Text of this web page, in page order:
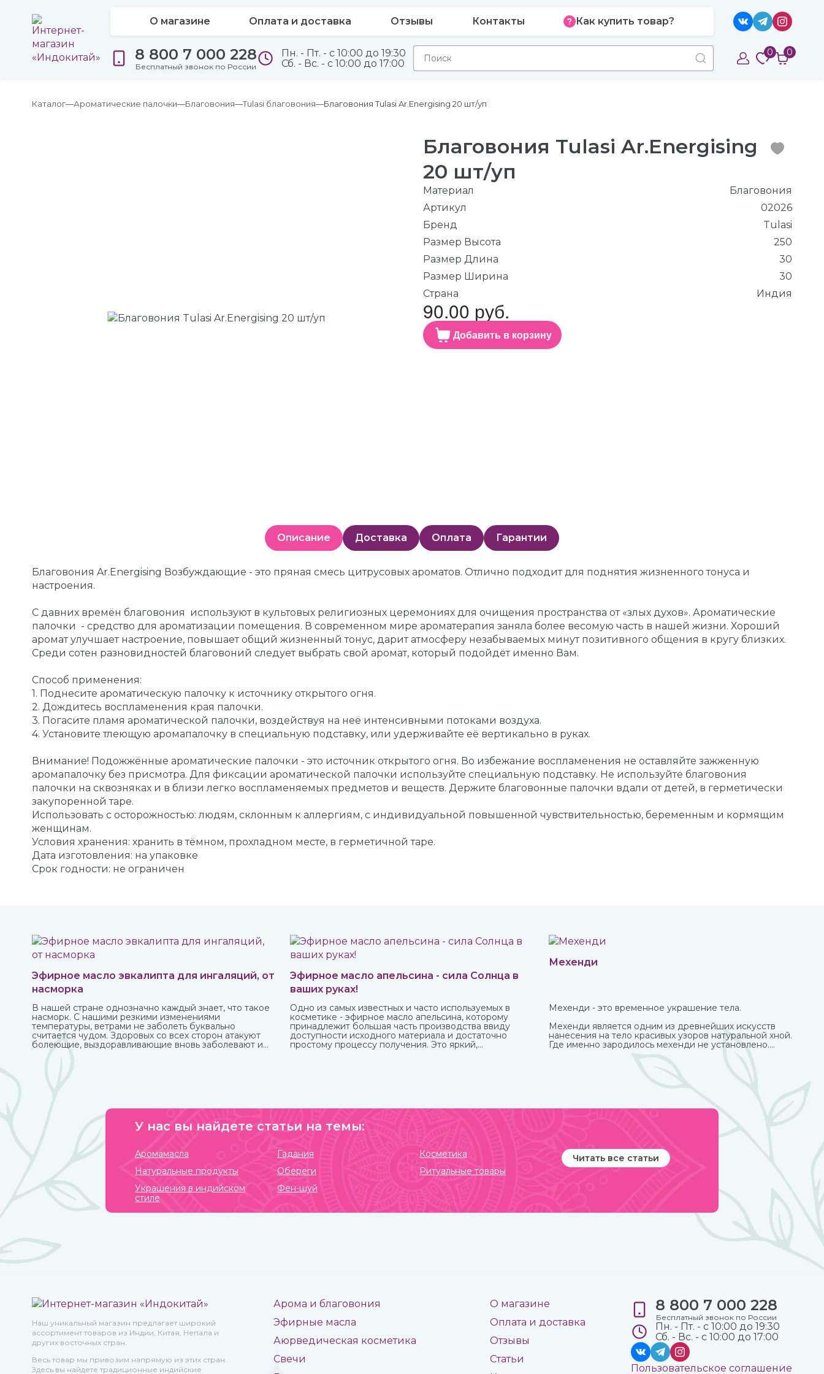
О магазине Оплата и доставка Отзывы Контакты Как купить товар?
8 800 7 000 228
Бесплатный звонок по России
Пн. - Пт. - с 10:00 до 19:30
Сб. - Вс. - с 10:00 до 17:00
0 0
Каталог Ароматические палочки Благовония Tulasi благовония Благовония Tulasi Ar.Energising 20 шт/уп
Благовония Tulasi Ar.Energising
20 шт/уп
Материал
Благовония
Артикул
02026
Бренд
Tulasi
Размер Высота
250
Размер Длина
30
Размер Ширина
30
Страна
Индия
90.00 руб.
Добавить в корзину
Описание Доставка Оплата Гарантии
Благовония Ar.Energising Возбуждающие - это пряная смесь цитрусовых ароматов. Отлично подходит для поднятия жизненного тонуса и
настроения.
С давних времён благовония используют в культовых религиозных церемониях для очищения пространства от «злых духов». Ароматические
палочки - средство для ароматизации помещения. В современном мире ароматерапия заняла более весомую часть в нашей жизни. Хороший
аромат улучшает настроение, повышает общий жизненный тонус, дарит атмосферу незабываемых минут позитивного общения в кругу близких.
Среди сотен разновидностей благовоний следует выбрать свой аромат, который подойдёт именно Вам.
Способ применения:
1. Поднесите ароматическую палочку к источнику открытого огня.
2. Дождитесь воспламенения края палочки.
3. Погасите пламя ароматической палочки, воздействуя на неё интенсивными потоками воздуха.
4. Установите тлеющую аромапалочку в специальную подставку, или удерживайте её вертикально в руках.
Внимание! Подожжённые ароматические палочки - это источник открытого огня. Во избежание воспламенения не оставляйте зажженную
аромапалочку без присмотра. Для фиксации ароматической палочки используйте специальную подставку. Не используйте благовония
палочки на сквозняках и в близи легко воспламеняемых предметов и веществ. Держите благовонные палочки вдали от детей, в герметически
закупоренной таре.
Использовать с осторожностью: людям, склонным к аллергиям, с индивидуальной повышенной чувствительностью, беременным и кормящим
женщинам.
Условия хранения: хранить в тёмном, прохладном месте, в герметичной таре.
Дата изготовления: на упаковке
Срок годности: не ограничен
Эфирное масло эвкалипта для ингаляций, от
насморка
В нашей стране однозначно каждый знает, что такое
насморк. С нашими резкими изменениями
температуры, ветрами не заболеть буквально
считается чудом. Здоровых со всех сторон атакуют
болеющие, выздоравливающие вновь заболевают и
так может продолжаться до бесконечности.
Эфирное масло апельсина - сила Солнца в
ваших руках!
Одно из самых известных и часто используемых в
косметике - эфирное масло апельсина, которому
принадлежит большая часть производства ввиду
доступности исходного материала и достаточно
простому процессу получения. Это яркий,
Мехенди
Мехенди - это временное украшение тела.
Мехенди является одним из древнейших искусств
нанесения на тело красивых узоров натуральной хной.
Где именно зародилось мехенди не установлено.
Многими веками росписью хной занимались народы
разных стран и континентов, которые привносили в
нее свои культурные традиции.
У нас вы найдете статьи на темы:
Аромамасла Гадания
Косметика
Натуральные продукты
Обереги
Ритуальные товары
Украшения в индийском
стиле
Фен-шуй
Читать все статьи
Наш уникальный магазин предлагает широкий
ассортимент товаров из Индии, Китая, Непала и
других восточных стран.
Весь товар мы привозим напрямую из этих стран.
Здесь вы найдете традиционные индийские
Арома и благовония
Эфирные масла
Аюрведическая косметика
Свечи
О магазине
Оплата и доставка
Отзывы
Статьи
8 800 7 000 228
Бесплатный звонок по России
Пн. - Пт. - с 10:00 до 19:30
Сб. - Вс. - с 10:00 до 17:00
Пользовательское соглашение